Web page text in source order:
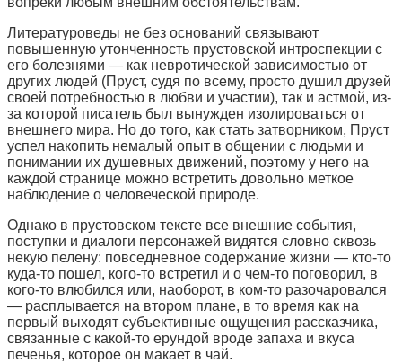
Литературоведы не без оснований связывают
повышенную утонченность прустовской интроспекции с
его болезнями — как невротической зависимостью от
других людей (Пруст, судя по всему, просто душил друзей
своей потребностью в любви и участии), так и астмой, из-
за которой писатель был вынужден изолироваться от
внешнего мира. Но до того, как стать затворником, Пруст
успел накопить немалый опыт в общении с людьми и
понимании их душевных движений, поэтому у него на
каждой странице можно встретить довольно меткое
наблюдение о человеческой природе.
Однако в прустовском тексте все внешние события,
поступки и диалоги персонажей видятся словно сквозь
некую пелену: повседневное содержание жизни — кто-то
куда-то пошел, кого-то встретил и о чем-то поговорил, в
кого-то влюбился или, наоборот, в ком-то разочаровался
— расплывается на втором плане, в то время как на
первый выходят субъективные ощущения рассказчика,
связанные с какой-то ерундой вроде запаха и вкуса
печенья, которое он макает в чай.